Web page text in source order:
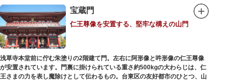
や、約300人が乗船可能なアメリカンな大型船など多種多様な船体も魅力。
目的や人数にあわせてコースや時間帯を選べるチャータークルーズも行われ
ています。
宝蔵門
仁王尊像を安置する、堅牢な構えの山門
浅草寺本堂前に佇む朱塗りの2階建て門。左右に阿形像と吽形像の仁王尊像
が安置されています。門裏に掛けられている重さ約500kgの大わらじは、仁
王さまの力を表し魔除けとして伝わるもの。台東区の友好都市のひとつ、山